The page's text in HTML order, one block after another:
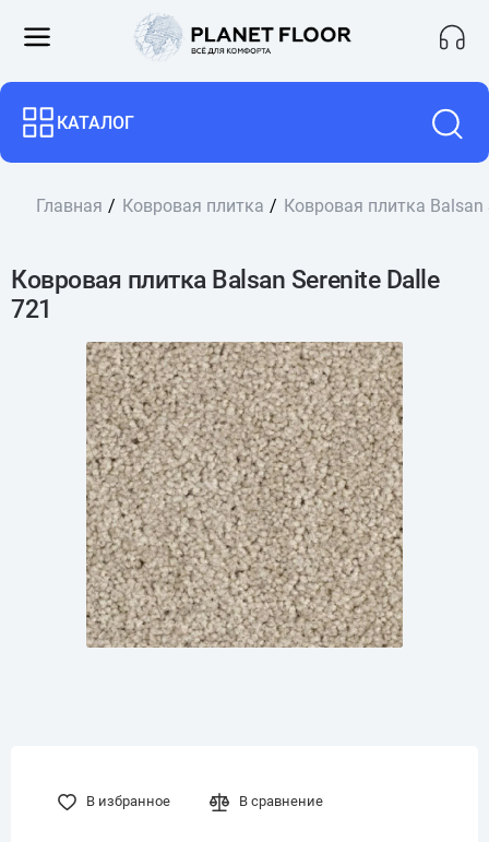
КАТАЛОГ
Главная Ковровая плитка Ковровая плитка Balsan
Ковровая плитка Balsan Serenite Dalle
721
В избранное В сравнение